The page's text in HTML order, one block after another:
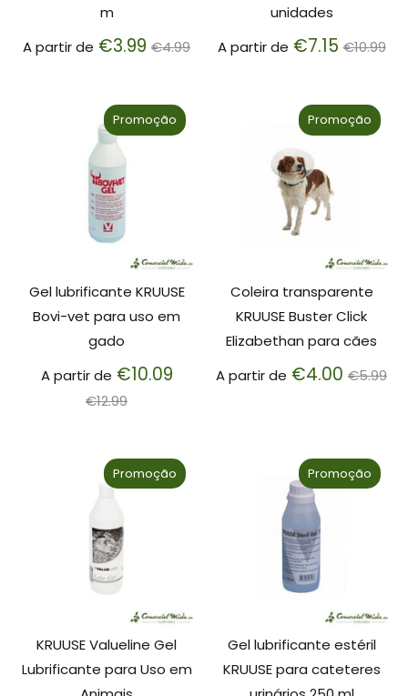
m
A partir de €3.99 Preço
€4.99
unidades
A partir de €7.15Preço
€10.99
Gel lubrificante KRUUSE
Bovi-vet para uso em
gado
A partir de €10.09Preço
€12.99
Promoção
Coleira transparente
KRUUSE Buster Click
Elizabethan para cães
A partir de €4.00 Preço
€5.99
Promoção
KRUUSE Valueline Gel
Lubrificante para Uso em
Promoção
Gel lubrificante estéril
KRUUSE para cateteres
Promoção